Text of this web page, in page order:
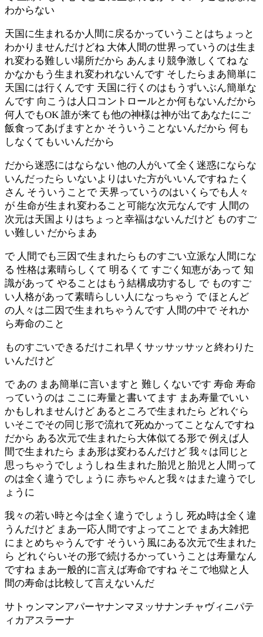
わからない
天国に生まれるか人間に戻るかっていうことはちょっと
わかりませんだけどね 大体人間の世界っていうのは生ま
れ変わる難しい場所だから あんまり競争激しくてね な
かなかもう生まれ変われないんです そしたらまあ簡単に
天国には行くんです 天国に行くのはもうずいぶん簡単な
んです 向こうは人口コントロールとか何もないんだから
何人でもOK 誰が来ても他の神様は神が出てあなたにご
飯食ってあげますとか そういうことないんだから 何も
しなくてもいいんだから
だから迷惑にはならない 他の人がいて全く迷惑にならな
いんだったら いないよりはいた方がいいんですね たく
さん そういうことで 天界っていうのはいくらでも人々
が 生命が生まれ変わること可能な次元なんです 人間の
次元は天国よりはちょっと幸福はないんだけど ものすご
い難しい だからまあ
で 人間でも三因で生まれたらものすごい立派な人間にな
る 性格は素晴らしくて 明るくて すごく知恵があって 知
識があって やることはもう結構成功するし で ものすご
い人格があって素晴らしい人になっちゃう で ほとんど
の人々は二因で生まれちゃうんです 人間の中で それか
ら寿命のこと
ものすごいできるだけこれ早くサッサッサッと終わりた
いんだけど
で あの まあ簡単に言いますと 難しくないです 寿命 寿命
っていうのは ここに寿量と書いてます まあ寿量でいい
かもしれませんけど あるところで生まれたら どれぐら
いそこでその同じ形で流れて死ぬかってことなんですね
だから ある次元で生まれたら大体似てる形で 例えば人
間で生まれたら まあ形は変わるんだけど 我々は同じと
思っちゃうでしょうしね 生まれた胎児と胎児と人間って
のは全く違うでしょうに 赤ちゃんと我々はまた違うでし
ょうに
我々の若い時と今は全く違うでしょうし 死ぬ時は全く違
うんだけど まあ一応人間ですよってことで まあ大雑把
にまとめちゃうんです そういう風にある次元で生まれた
ら どれぐらいその形で続けるかっていうことは寿量なん
ですね まあ一般的に言えば寿命ですね そこで地獄と人
間の寿命は比較して言えないんだ
サトゥンマンアパーヤナンマヌッサナンチャヴィニパテ
ィカアスラーナ